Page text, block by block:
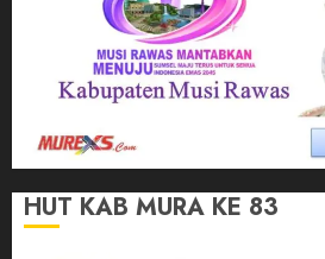
HUT KAB MURA KE 83